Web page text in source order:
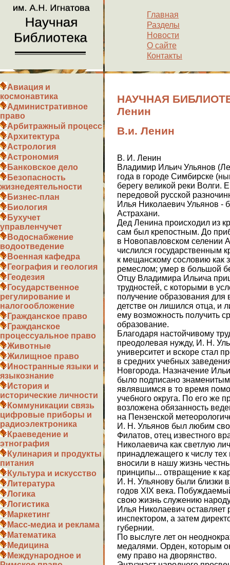
Главная
Разделы
Новости
О сайте
Контакты
Авиация и
космонавтика
Административное
право
Арбитражный процесс
Архитектура
Астрология
Астрономия
Банковское дело
Безопасность
жизнедеятельности
Бизнес-план
Биология
Бухучет
управленчучет
Водоснабжение
водоотведение
Военная кафедра
География и геология
Геодезия
Государственное
регулирование и
налогообложение
Гражданское право
Гражданское
процессуальное право
Животные
Жилищное право
Иностранные языки и
языкознание
История и
исторические личности
Коммуникации связь
цифровые приборы и
радиоэлектроника
Краеведение и
этнография
Кулинария и продукты
питания
Культура и искусство
Литература
Логика
Логистика
Маркетинг
Масс-медиа и реклама
Математика
Медицина
Международное и
НАУЧНАЯ
Ленин
В.и. Ленин
В. И. Ленин
Владимир Ильич Ульянов
года в городе Симбирске
берегу великой реки Волги.
передовой русской
Илья Николаевич Ульянов -
Астрахани.
Дед Ленина происходил из
сам был крепостным. До
в Новопавловском селении
числился государственным
к мещанскому сословию
ремеслом; умер в большой
Отцу Владимира Ильича
трудностей, с которыми в
получение образования
детстве он лишился отца, и
ему возможность получить
образование.
Благодаря настойчивому
преодолевая нужду, И. Н.
университет и вскоре стал
в средних учебных
Новгорода. Назначение
было подписано
являвшимся в то время
учебного округа. По его же
возложена обязанность
на Пензенской
И. Н. Ульянов был любим
Филатов, отец известного
Николаевича как светлую
принадлежащего к числу
вносили в нашу жизнь
принципы... отвращение к
И. Н. Ульянову были близки
годов XIX века.
свою жизнь служению
Илья Николаевич оставляет
инспектором, а затем
губернии.
По выслуге лет он
медалями. Орден, которым
ему право на дворянство.